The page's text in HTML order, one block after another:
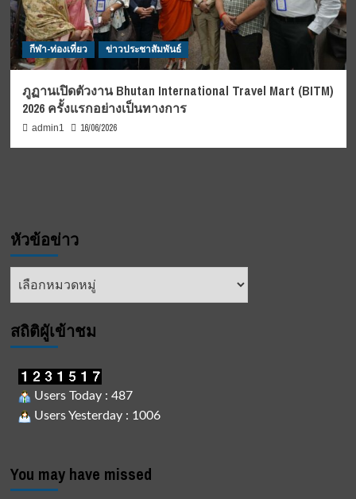
กีฬา-ท่องเที่ยว ข่าวประชาสัมพันธ์
ภูฏานเปิดตัวงาน Bhutan International Travel Mart (BITM)
2026 ครั้งแรกอย่างเป็นทางการ
admin1 16/06/2026
หัวข้อข่าว
หัวข้อ
สถิติผูัเข้าชม
Users Today : 487
Users Yesterday : 1006
You may have missed